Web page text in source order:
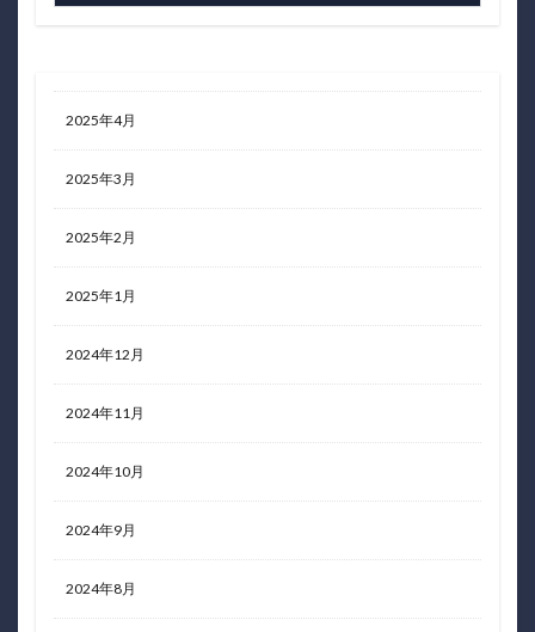
2025年4月
2025年3月
2025年2月
2025年1月
2024年12月
2024年11月
2024年10月
2024年9月
2024年8月